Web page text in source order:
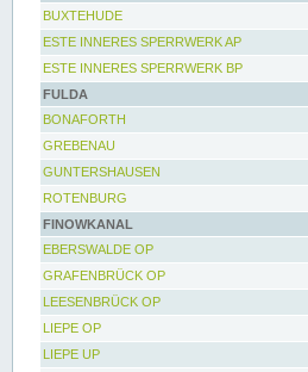
BUXTEHUDE
ESTE INNERES SPERRWERK AP
ESTE INNERES SPERRWERK BP
FULDA
BONAFORTH
GREBENAU
GUNTERSHAUSEN
ROTENBURG
FINOWKANAL
EBERSWALDE OP
GRAFENBRÜCK OP
LEESENBRÜCK OP
LIEPE OP
LIEPE UP